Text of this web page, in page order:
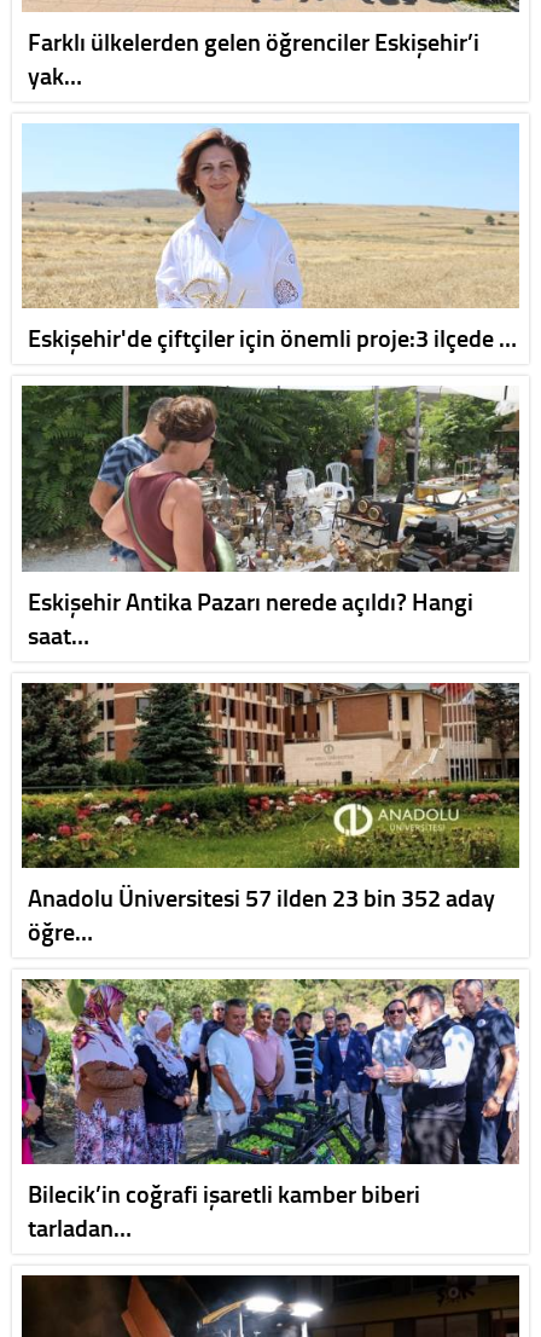
Farklı ülkelerden gelen öğrenciler Eskişehir’i
yak…
Eskişehir'de çiftçiler için önemli proje:3 ilçede …
Eskişehir Antika Pazarı nerede açıldı? Hangi
saat…
Anadolu Üniversitesi 57 ilden 23 bin 352 aday
öğre…
Bilecik’in coğrafi işaretli kamber biberi
tarladan…